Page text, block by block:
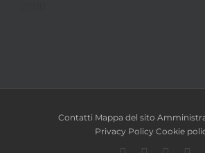
Contatti Mappa del sito
Privacy Policy Cookie